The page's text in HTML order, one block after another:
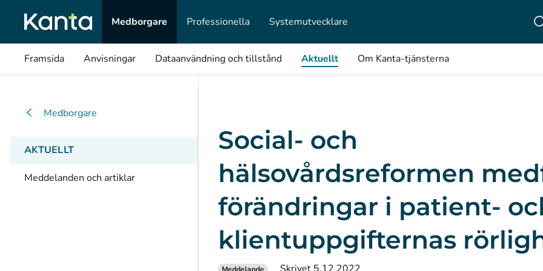
Medborgare
Professionella Systemutvecklare
Framsida Anvisningar Dataanvändning och tillstånd Aktuellt Om Kanta-tjänsterna
Medborgare
AKTUELLT
Meddelanden och artiklar
Social- och
hälsovårdsreformen
förändringar i patient-
klientuppgifternas